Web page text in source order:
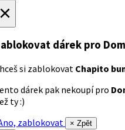
dárek pro
si zablokovat Chapito
dárek pak nekoupí pro
ty :)
zablokovat
× Zpět